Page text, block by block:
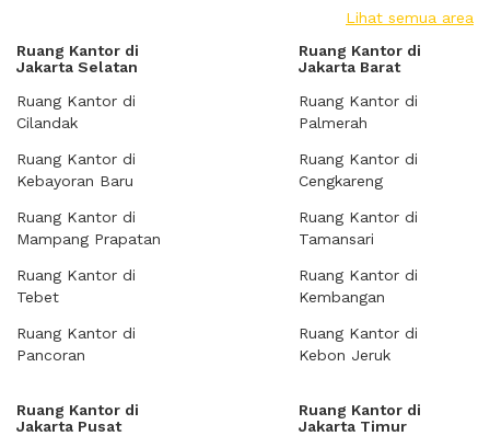
Lihat semua area
Ruang Kantor di
Jakarta Selatan
Ruang Kantor di
Cilandak
Ruang Kantor di
Kebayoran Baru
Ruang Kantor di
Mampang Prapatan
Ruang Kantor di
Tebet
Ruang Kantor di
Pancoran
Ruang Kantor di
Jakarta Barat
Ruang Kantor di
Palmerah
Ruang Kantor di
Cengkareng
Ruang Kantor di
Tamansari
Ruang Kantor di
Kembangan
Ruang Kantor di
Kebon Jeruk
Ruang Kantor di
Jakarta Pusat
Ruang Kantor di
Jakarta Timur